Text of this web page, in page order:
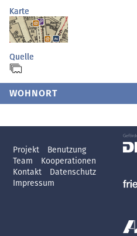
Karte
Quelle
WOHNORT
Projekt
Benutzung
Team
Kooperationen
Kontakt
Datenschutz
Impressum